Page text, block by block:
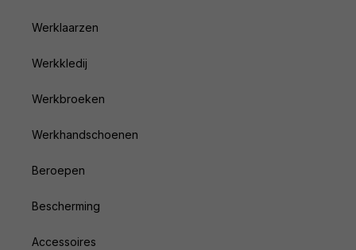
Werklaarzen
Werkkledij
Werkbroeken
Werkhandschoenen
Beroepen
Bescherming
Accessoires